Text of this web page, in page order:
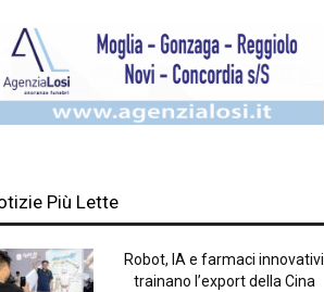
Più Lette
Robot, IA e farmaci innovativi
trainano l’export della Cina